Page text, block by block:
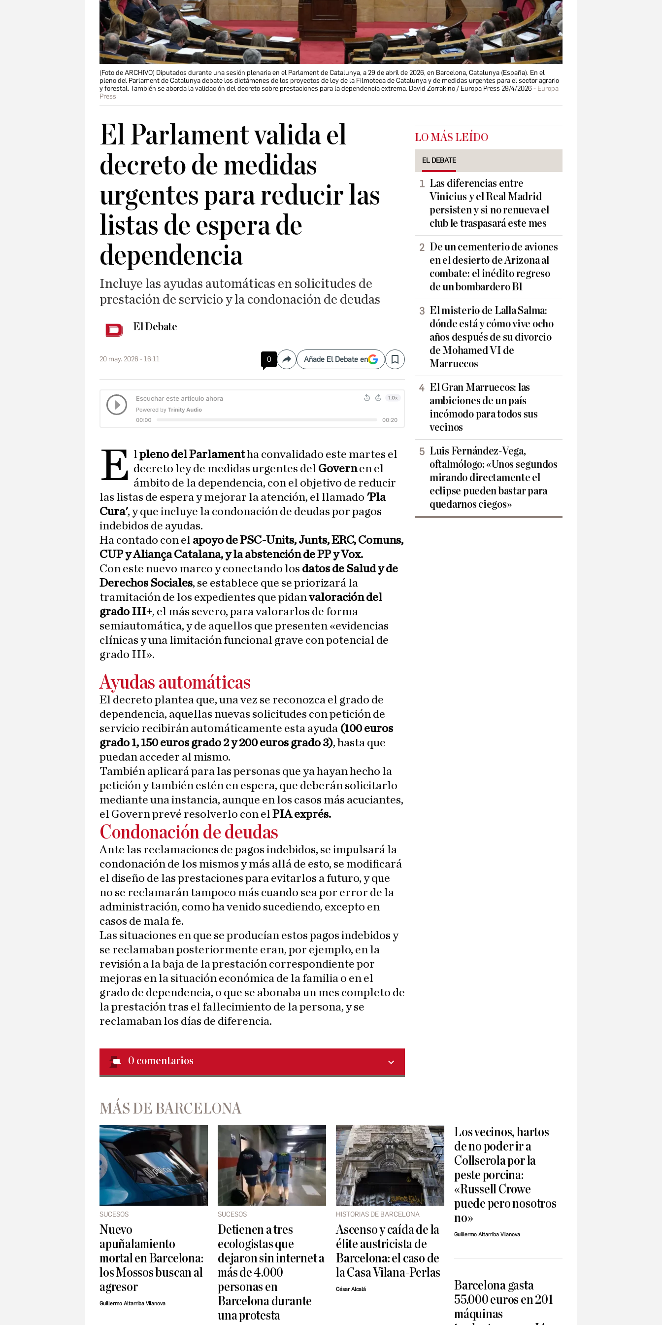
(Foto de ARCHIVO) Diputados durante una sesión plenaria en el Parlament de Catalunya, a 29 de abril de 2026, en Barcelona, Catalunya (España). En el
pleno del Parlament de Catalunya debate los dictámenes de los proyectos de ley de la Filmoteca de Catalunya y de medidas urgentes para el sector agrario
y forestal. También se aborda la validación del decreto sobre prestaciones para la dependencia extrema. David Zorrakino / Europa Press 29/4/2026
Europa
Press
El Parlament valida el
decreto de medidas
urgentes para reducir las
listas de espera de
dependencia
Incluye las ayudas automáticas en solicitudes de
prestación de servicio y la condonación de deudas
El Debate
20 may. 2026 - 16:11 0 CompartirAñade El Debate en Save
E lpleno del Parlamentha convalidado este martes el
decreto ley de medidas urgentes del Governen el
ámbito de la dependencia, con el objetivo de reducir
las listas de espera y mejorar la atención, el llamado 'Pla
Cura', y que incluye la condonación de deudas por pagos
indebidos de ayudas.
Ha contado con el apoyo de PSC-Units, Junts, ERC, Comuns,
CUP y Aliança Catalana, y la abstención de PP y Vox.
Con este nuevo marco y conectando los datos de Salud y de
Derechos Sociales, se establece que se priorizará la
tramitación de los expedientes que pidanvaloración del
grado III+, el más severo, para valorarlos de forma
semiautomática, y de aquellos que presenten «evidencias
clínicas y una limitación funcional grave con potencial de
grado III».
Ayudas automáticas
El decreto plantea que, una vez se reconozca el grado de
dependencia, aquellas nuevas solicitudes con petición de
servicio recibirán automáticamente esta ayuda (100 euros
grado 1, 150 euros grado 2 y 200 euros grado 3), hasta que
puedan acceder al mismo.
También aplicará para las personas que ya hayan hecho la
petición y también estén en espera, que deberán solicitarlo
mediante una instancia, aunque en los casos más acuciantes,
el Govern prevé resolverlo con el PIA exprés.
Condonación de deudas
Ante las reclamaciones de pagos indebidos, se impulsará la
condonación de los mismos y más allá de esto, se modificará
el diseño de las prestaciones para evitarlos a futuro, y que
no se reclamarán tampoco más cuando sea por error de la
administración, como ha venido sucediendo, excepto en
casos de mala fe.
Las situaciones en que se producían estos pagos indebidos y
se reclamaban posteriormente eran, por ejemplo, en la
revisión a la baja de la prestación correspondiente por
mejoras en la situación económica de la familia o en el
grado de dependencia, o que se abonaba un mes completo de
la prestación tras el fallecimiento de la persona, y se
reclamaban los días de diferencia.
0 comentarios
LO MÁS LEÍDO
EL DEBATE
Las diferencias entre
Vinicius y el Real Madrid
persisten y si no renueva el
club le traspasará este mes
De un cementerio de aviones
en el desierto de Arizona al
combate: el inédito regreso
de un bombardero B1
El misterio de Lalla Salma:
dónde está y cómo vive ocho
años después de su divorcio
de Mohamed VI de
Marruecos
El Gran Marruecos: las
ambiciones de un país
incómodo para todos sus
vecinos
Luis Fernández-Vega,
oftalmólogo: «Unos segundos
mirando directamente el
eclipse pueden bastar para
quedarnos ciegos»
MÁS DE BARCELONA
SUCESOS
Nuevo
apuñalamiento
mortal en Barcelona:
los Mossos buscan al
agresor
Guillermo Altarriba Vilanova
SUCESOS
Detienen a tres
ecologistas que
dejaron sin internet a
más de 4.000
personas en
Barcelona durante
una protesta
HISTORIAS DE BARCELONA
Ascenso y caída de la
élite austricista de
Barcelona: el caso de
la Casa Vilana-Perlas
César Alcalá
Los vecinos, hartos
de no poder ir a
Collserola por la
peste porcina:
«Russell Crowe
puede pero nosotros
no»
Guillermo Altarriba Vilanova
Barcelona gasta
55.000 euros en 201
máquinas